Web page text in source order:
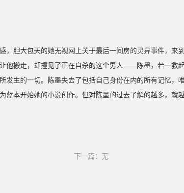
胆大包天的她无视网上关于最后一间房的灵异事件，来
他搬走，却撞见了正在自杀的这个男人——陈墨，若一救
生的一切。陈墨失去了包括自己身份在内的所有记忆，
本开始她的小说创作。但对陈墨的过去了解的越多，就
下一篇：无